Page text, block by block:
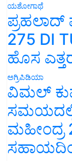
ಯಶೋಗಾಥೆ
ಪ್ರಹಲಾದ್
275 DI
ಹೊಸ
ಅಗ್ರಿಪಿಡಿಯಾ
ವಿಮಲ್
ಸಮಯದಲ್ಲಿ
ಮಹೀಂದ್ರ